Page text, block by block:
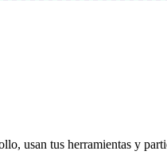
usan tus herramientas y